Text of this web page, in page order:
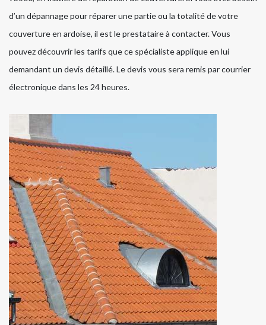
d’un dépannage pour réparer une partie ou la totalité de votre
couverture en ardoise, il est le prestataire à contacter. Vous
pouvez découvrir les tarifs que ce spécialiste applique en lui
demandant un devis détaillé. Le devis vous sera remis par courrier
électronique dans les 24 heures.